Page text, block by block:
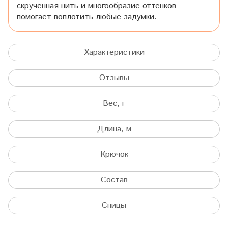
скрученная нить и многообразие оттенков
помогает воплотить любые задумки.
Характеристики
Отзывы
Вес, г
Длина, м
Крючок
Состав
Спицы